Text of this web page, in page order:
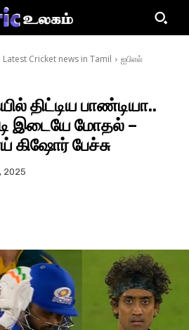
Cricket news in Tamil ஐபிஎல்
திட்டிய பாண்டியா..
இடையே மோதல் –
கிஷோர் பேச்சு
2025